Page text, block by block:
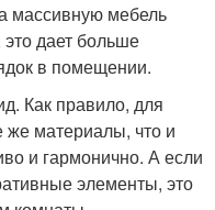
массивную мебель
дает больше
в помещении.
Как правило, для
же материалы, что и
и гармонично. А если
элементы, это